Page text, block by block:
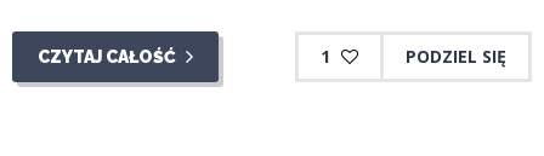
CZYTAJ CAŁOŚĆ 1 PODZIEL SIĘ